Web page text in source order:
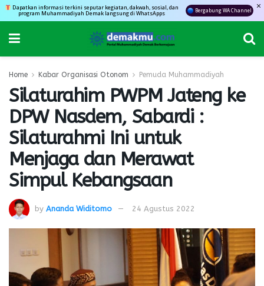
Dapatkan informasi terkini seputar kegiatan, dakwah, sosial, dan
program Muhammadiyah Demak langsung di WhatsApps Bergabung WA Channel
Home Kabar Organisasi Otonom Pemuda Muhammadiyah
Silaturahim PWPM Jateng ke
DPW Nasdem, Sabardi :
Silaturahmi Ini untuk
Menjaga dan Merawat
Simpul Kebangsaan
by Ananda Widitomo 24 Agustus 2022